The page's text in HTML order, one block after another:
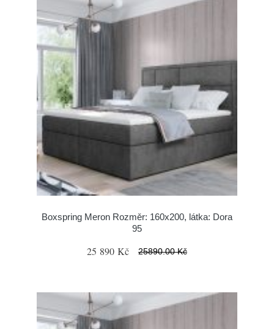
Boxspring Meron Rozměr: 160x200, látka: Dora
95
25 890 Kč 25890.00 Kč